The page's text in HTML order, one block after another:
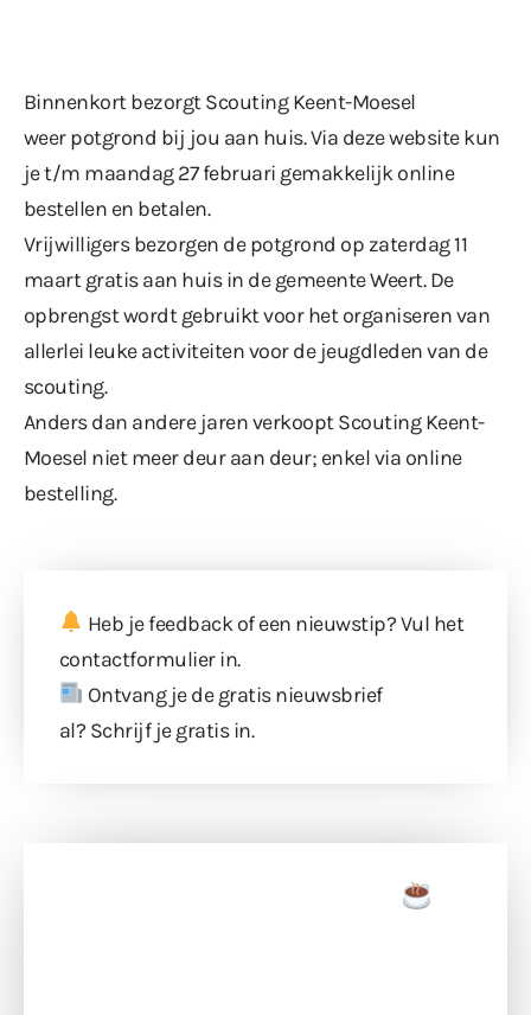
Binnenkort bezorgt Scouting Keent-Moesel
weer potgrond bij jou aan huis. Via deze websitekun
je t/m maandag 27 februari gemakkelijk online
bestellen en betalen.
Vrijwilligers bezorgen de potgrond op zaterdag 11
maart gratis aan huis in de gemeente Weert. De
opbrengst wordt gebruikt voor het organiseren van
allerlei leuke activiteiten voor de jeugdleden van de
scouting.
Anders dan andere jaren verkoopt Scouting Keent-
Moesel niet meer deur aan deur; enkel via online
bestelling.
Heb je feedback of een nieuwstip? Vul het
contactformulierin.
Ontvang je de gratis nieuwsbrief
al? Schrijf je gratis in.